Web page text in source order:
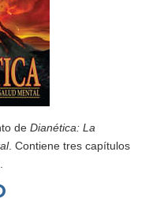
de Dianética: La
. Contiene tres capítulos